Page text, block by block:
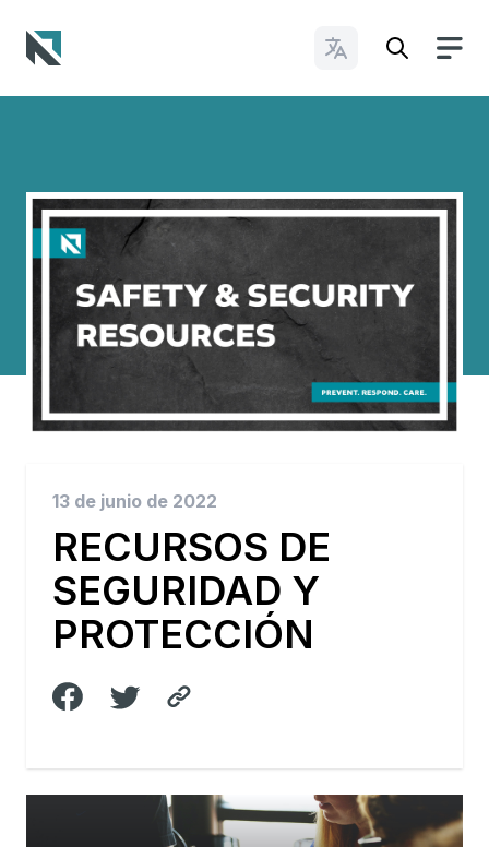
Cambiar idioma
13 de junio de 2022
RECURSOS DE
SEGURIDAD Y
PROTECCIÓN